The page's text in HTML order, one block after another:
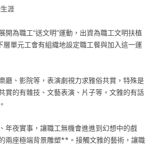
涯
為職工“送文明”運動，出資為職工文明扶植
單元工會有組織地設定職工餐與加入這一運
廳、影院等，表演劇視力求雅俗共賞，特殊是
賞的有雜技、文藝表演、片子等，文雅的有話
年夜實事，讓職工無機會進進到幻想中的戲
兩座極端背景雕塑**。接觸文雅的藝術，讓職